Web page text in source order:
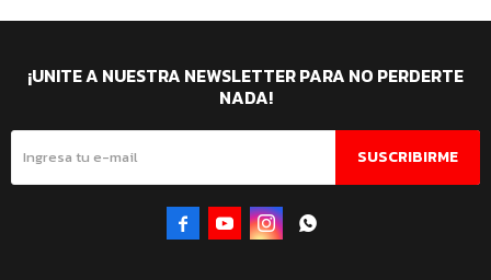
¡UNITE A NUESTRA NEWSLETTER PARA NO PERDERTE
NADA!
SUSCRIBIRME
   